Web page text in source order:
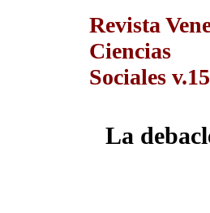
Revista
Ciencias
Sociales
La